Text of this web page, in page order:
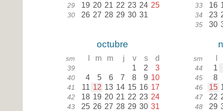
29 19 20 21 22 23 24 25
30 26 27 28 29 30 31
33 16
34 23
35 30
octubre
sm m m j v s d
39 1 2 3
40 4 5 6 7 8 9 10
41 11 12 13 14 15 16 17
42 18 19 20 21 22 23 24
43 25 26 27 28 29 30 31
sm
44 1
45 8
46 15
47 22
48 29